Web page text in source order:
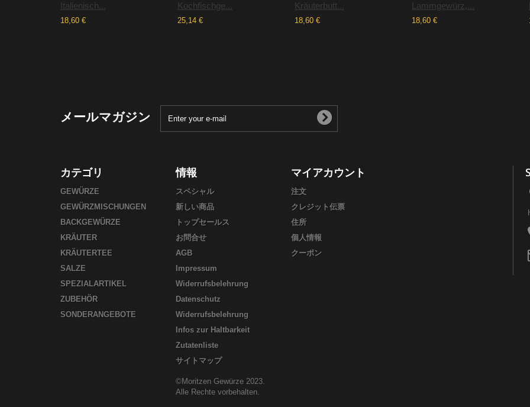
Italienisch...
18,60 €
Kochfischge...
25,14 €
Kräuterbutt...
18,60 €
Lammgewürz,...
18,60 €
メールマガジン
カテゴリ
GEWÜRZE
GEWÜRZMISCHUNGEN
BACKGEWÜRZE
KRÄUTER
KRÄUTERTEE
SALZE
SPEZIALARTIKEL
ZUBEHÖR
SONDERANGEBOTE
情報
スペシャル
新しい商品
トップセールス
お問合せ
AGB
Impressum
Widerrufsbelehrung
Datenschutz
Widerrufsbelehrung
Infos zur Haltbarkeit
Zutatenliste
サイトマップ
©Moritzen Gewürze 2023.
Alle Rechte vorbehalten.
マイアカウント
注文
クレジット伝票
住所
個人情報
クーポン